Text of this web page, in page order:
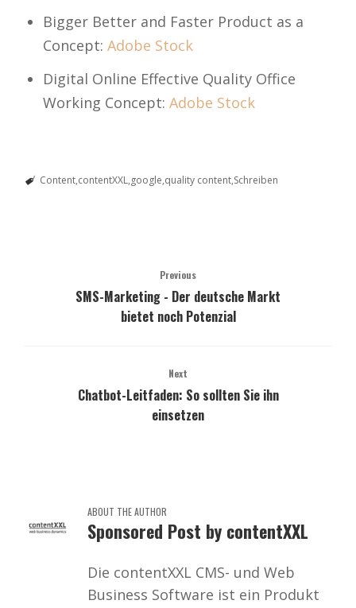
Bigger Better and Faster Product as a
Concept: Adobe Stock
Digital Online Effective Quality Office
Working Concept: Adobe Stock
Content contentXXL google quality content Schreiben
Previous
SMS-Marketing - Der deutsche Markt
bietet noch Potenzial
Next
Chatbot-Leitfaden: So sollten Sie ihn
einsetzen
ABOUT THE AUTHOR
Sponsored Post by contentXXL
Die contentXXL CMS- und Web
Business Software ist ein Produkt